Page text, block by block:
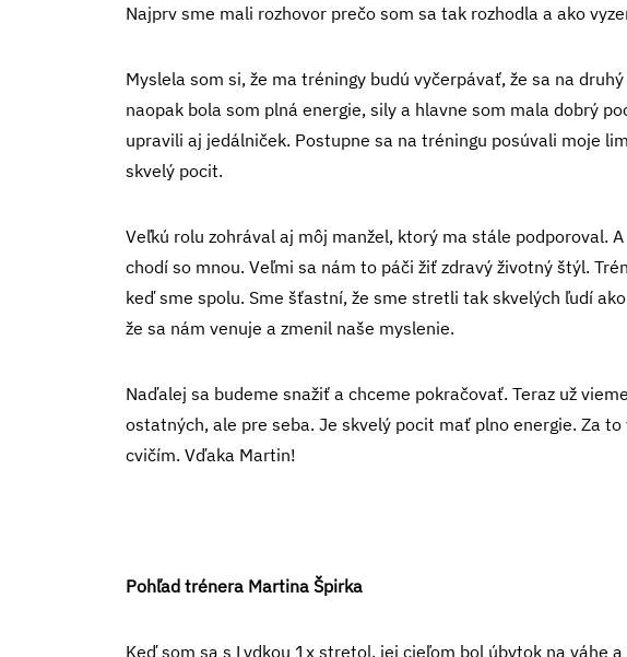
Najprv sme mali rozhovor prečo som sa tak rozhodla a ako
Myslela som si, že ma tréningy budú vyčerpávať, že sa na
naopak bola som plná energie, sily a hlavne som mala dobrý
upravili aj jedálniček. Postupne sa na tréningu posúvali moje
skvelý pocit.
Veľkú rolu zohrával aj môj manžel, ktorý ma stále podporoval.
chodí so mnou. Veľmi sa nám to páči žiť zdravý životný štýl.
keď sme spolu. Sme šťastní, že sme stretli tak skvelých ľudí
že sa nám venuje a zmenil naše myslenie.
Naďalej sa budeme snažiť a chceme pokračovať. Teraz už
ostatných, ale pre seba. Je skvelý pocit mať plno energie. Za
cvičím. Vďaka Martin!
Pohľad trénera Martina Špirka
Keď som sa s Lydkou 1x stretol, jej cieľom bol úbytok na váhe